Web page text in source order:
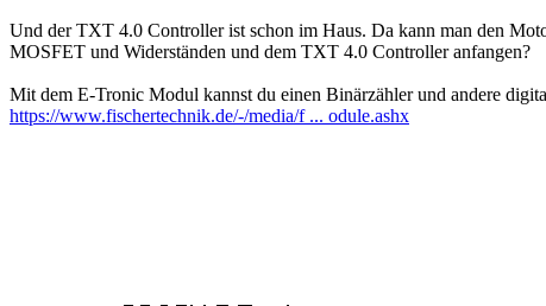
Und der TXT 4.0 Controller ist schon im Haus. Da kann man den
MOSFET und Widerständen und dem TXT 4.0 Controller anfangen?
Mit dem E-Tronic Modul kannst du einen Binärzähler und andere
https://www.fischertechnik.de/-/media/f ... odule.ashx